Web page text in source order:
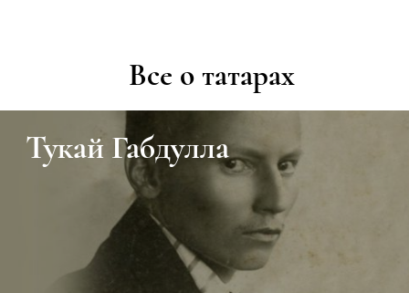
Все о татарах
Тукай Габдулла